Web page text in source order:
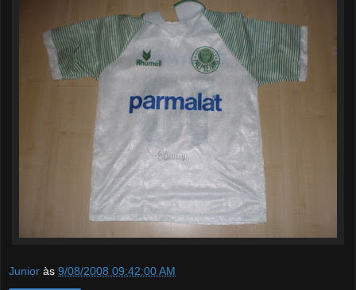
Junior às 9/08/2008 09:42:00 AM